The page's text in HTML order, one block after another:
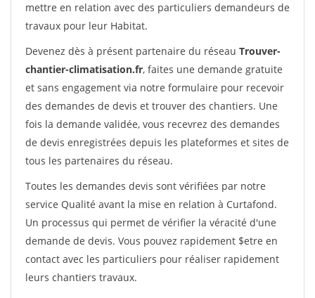
mettre en relation avec des particuliers demandeurs de
travaux pour leur Habitat.
Devenez dès à présent partenaire du réseau Trouver-
chantier-climatisation.fr, faites une demande gratuite
et sans engagement via notre formulaire pour recevoir
des demandes de devis et trouver des chantiers. Une
fois la demande validée, vous recevrez des demandes
de devis enregistrées depuis les plateformes et sites de
tous les partenaires du réseau.
Toutes les demandes devis sont vérifiées par notre
service Qualité avant la mise en relation à Curtafond.
Un processus qui permet de vérifier la véracité d'une
demande de devis. Vous pouvez rapidement $etre en
contact avec les particuliers pour réaliser rapidement
leurs chantiers travaux.